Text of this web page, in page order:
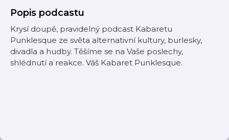
Popis podcastu
Krysí doupě, pravidelný podcast Kabaretu
Punklesque ze světa alternativní kultury, burlesky,
divadla a hudby. Těšíme se na Vaše poslechy,
shlédnutí a reakce. Váš Kabaret Punklesque.